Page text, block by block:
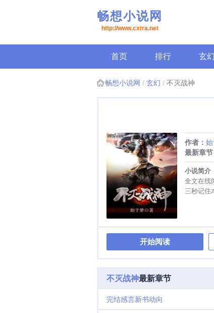
畅想小说网
http://www.cxtra.net
首页 排行 玄幻
畅想小说网 玄幻 不灭战神
作者：
最新章节
小说简介
全文在线
三秒记住
开始阅读
不灭战神最新章节
完结感言新书动向